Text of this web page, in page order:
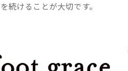
続けることが大切です。